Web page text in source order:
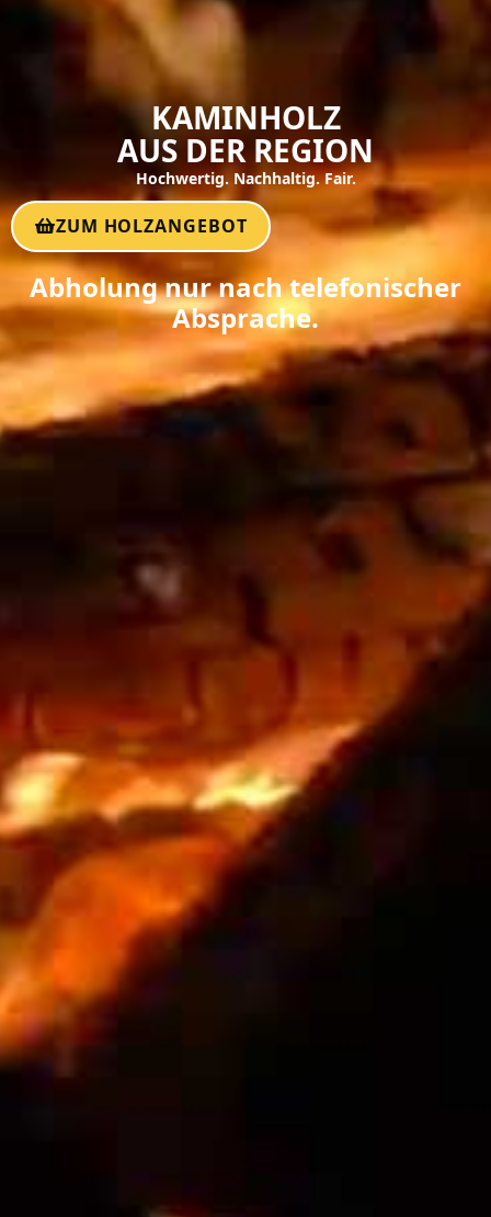
KAMINHOLZ
AUS DER REGION
Hochwertig. Nachhaltig. Fair.
ZUM HOLZANGEBOT
Abholung nur nach telefonischer
Absprache.